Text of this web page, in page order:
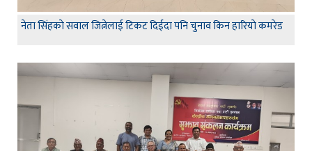
नेता सिंहकाे सवाल जित्नेलाई टिकट दिईदा पनि चुनाव किन हारियाे कमरेड